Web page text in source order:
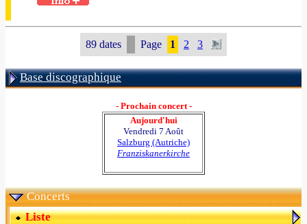
89 dates Page 1 2 3
Base discographique
- Prochain concert -
Aujourd'hui
Vendredi 7 Août
Salzburg (Autriche)
Franziskanerkirche
Concerts
Liste